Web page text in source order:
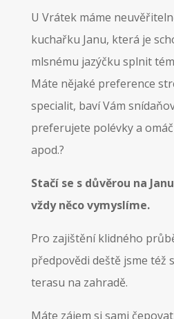
U Vrátek máme
kuchařku Janu, která je
mlsnému jazýčku splnit
Máte nějaké preference
specialit, baví Vám
preferujete polévky a
apod.?
Stačí se s důvěrou na
vždy něco vymyslíme.
Pro zajištění klidného
předpovědi deště jsme též
terasu na zahradě.
Máte zájem si sami